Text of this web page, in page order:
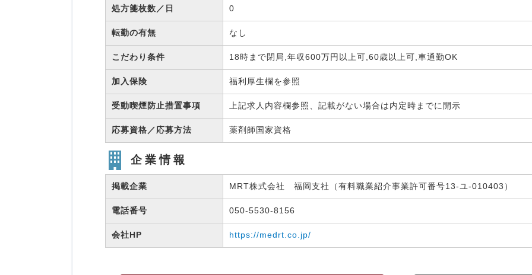
処方箋枚数／日 0
転勤の有無 なし
こだわり条件 18時まで閉局,年収600万円以上可,60歳以上可,車通勤OK
加入保険 福利厚生欄を参照
受動喫煙防止措置事項 上記求人内容欄参照、記載がない場合は内定時までに開示
応募資格／応募方法 薬剤師国家資格
企業情報
掲載企業 MRT株式会社 福岡支社（有料職業紹介事業許可番号13-ユ-010403）
電話番号 050-5530-8156
会社HP https://medrt.co.jp/